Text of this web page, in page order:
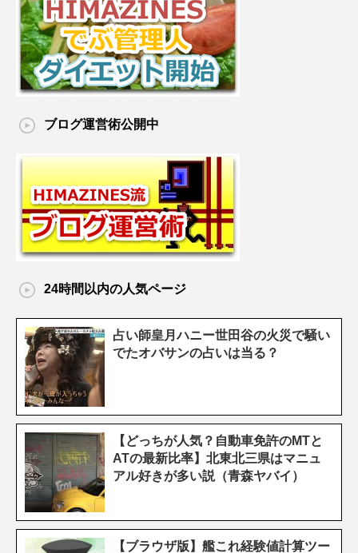
ブログ運営術公開中
24時間以内の人気ページ
占い師皇月ハニー世田谷の火災で騒い
でたオバサンの占いは当る？
【どっちが人気？自動車免許のMTと
ATの最新比率】北東北三県はマニュ
アル好きが多い説（青森ヤバイ）
【ブラウザ版】艦これ経験値計算ツー